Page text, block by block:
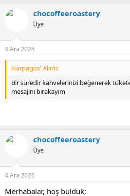
k
chocoffeeroastery
Üye
4 Ara 2025
Harpagos' Alıntı:
Bir süredir kahvelerinizi beğenerek
mesajını bırakayım
chocoffeeroastery
Üye
4 Ara 2025
Merhabalar, hoş bulduk;